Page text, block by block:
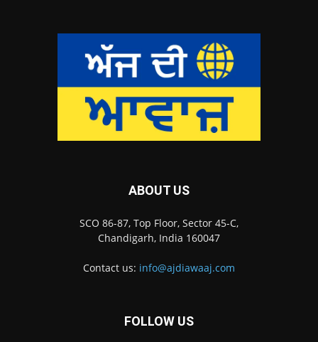
ABOUT US
SCO 86-87, Top Floor, Sector 45-C,
Chandigarh, India 160047
Contact us: info@ajdiawaaj.com
FOLLOW US